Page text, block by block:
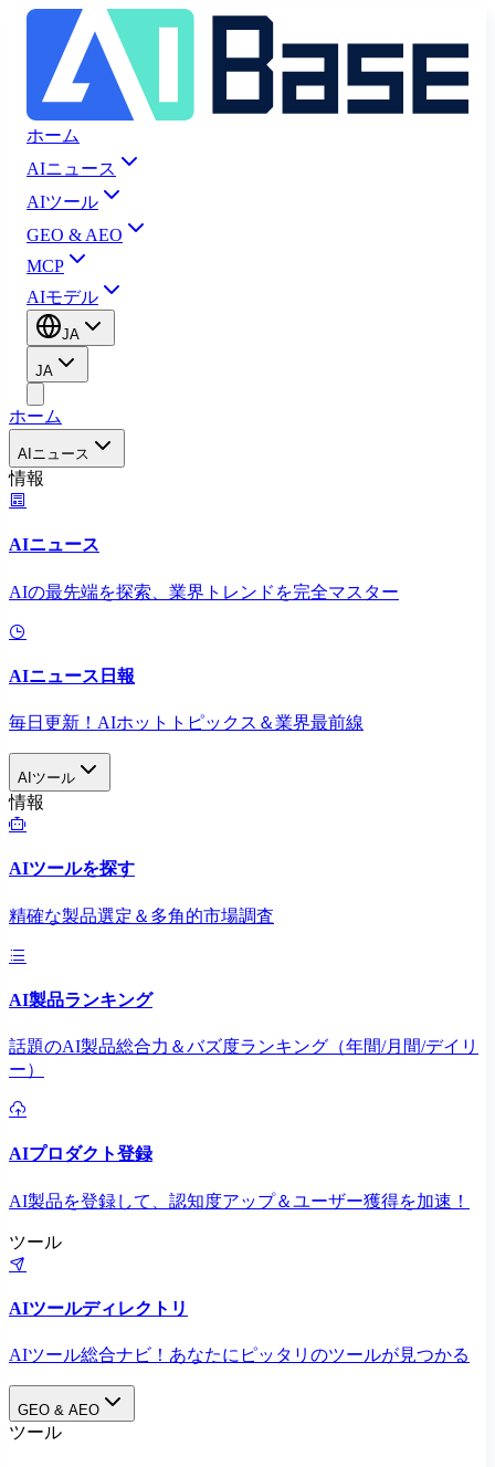
ホーム
AIニュース
AIツール
GEO & AEO
MCP
AIモデル
JA
JA
ホーム
AIニュース
情報
AIニュース
AIの最先端を探索、業界トレンドを完全マスター
AIニュース日報
毎日更新！AIホットトピックス＆業界最前線
AIツール
情報
AIツールを探す
精確な製品選定＆多角的市場調査
AI製品ランキング
話題のAI製品総合力＆バズ度ランキング（年間/月間/デイリ
ー）
AIプロダクト登録
AI製品を登録して、認知度アップ＆ユーザー獲得を加速！
ツール
AIツールディレクトリ
AIツール総合ナビ！あなたにピッタリのツールが見つかる
GEO & AEO
ツール